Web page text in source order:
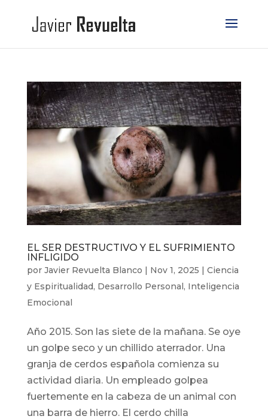
EL SER DESTRUCTIVO Y EL SUFRIMIENTO
INFLIGIDO
por Javier Revuelta Blanco | Nov 1, 2025 | Ciencia
y Espiritualidad, Desarrollo Personal, Inteligencia
Emocional
Año 2015. Son las siete de la mañana. Se oye
un golpe seco y un chillido aterrador. Una
granja de cerdos española comienza su
actividad diaria. Un empleado golpea
fuertemente en la cabeza de un animal con
una barra de hierro. El cerdo chilla